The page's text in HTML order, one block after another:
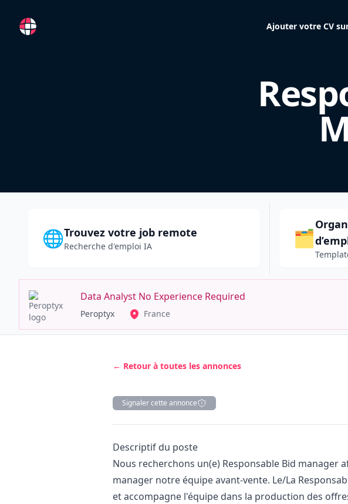
RemoteFR Ajouter votre CV
🌐Trouvez votre job remote
Recherche d'emploi IA 🗂️
Data Analyst No Experience Required
Peroptyx France
← Retour à toutes les annonces
Signaler cette annonce
Description
Descriptif du poste
Nous recherchons un(e) Responsable Bid manager
manager notre équipe avant-vente. Le/La
et accompagne l'équipe dans la production des